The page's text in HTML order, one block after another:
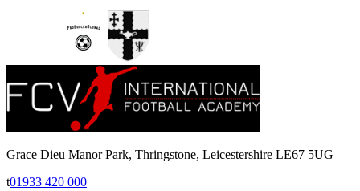
Grace Dieu Manor Park, Thringstone, Leicestershire LE67 5UG
t01933 420 000